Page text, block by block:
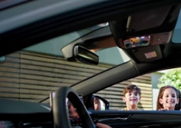
Zum Hauptinhalt springen
Zur Fußzeile springen